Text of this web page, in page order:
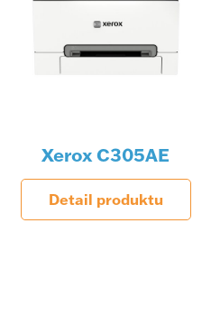
Xerox C305AE
Detail produktu